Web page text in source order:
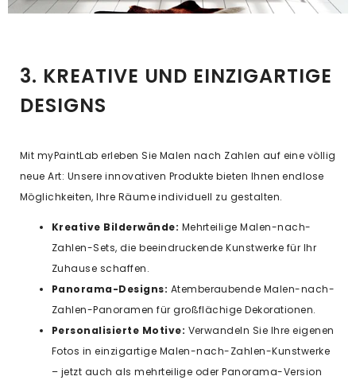
3. KREATIVE UND EINZIGARTIGE
DESIGNS
Mit myPaintLab erleben Sie Malen nach Zahlen auf eine völlig
neue Art: Unsere innovativen Produkte bieten Ihnen endlose
Möglichkeiten, Ihre Räume individuell zu gestalten.
Kreative Bilderwände: Mehrteilige Malen-nach-
Zahlen-Sets, die beeindruckende Kunstwerke für Ihr
Zuhause schaffen.
Panorama-Designs: Atemberaubende Malen-nach-
Zahlen-Panoramen für großflächige Dekorationen.
Personalisierte Motive: Verwandeln Sie Ihre eigenen
Fotos in einzigartige Malen-nach-Zahlen-Kunstwerke
– jetzt auch als mehrteilige oder Panorama-Version